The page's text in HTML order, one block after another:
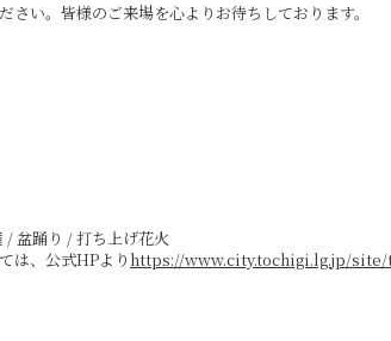
い。皆様のご来場を心よりお待ちしております。
/ 盆踊り / 打ち上げ花火
は、公式HPよりhttps://www.city.tochigi.lg.jp/